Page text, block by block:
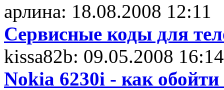
арлина: 18.08.2008 12:11
Сервисные коды для
kissa82b: 09.05.2008 16:14
Nokia 6230i - как